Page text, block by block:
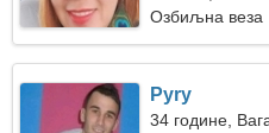
Озбиљна веза
Pyry
34 године,